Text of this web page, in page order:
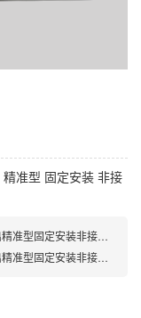
精准型 固定安装 非接
上一篇：广州华洪IS-200V（0~200℃）电压输出精准型固定安装非接触式在线式工业红外测温仪
下一篇：广州华洪IS-600V（0~600℃）电压输出精准型固定安装非接触式在线式工业红外测温仪